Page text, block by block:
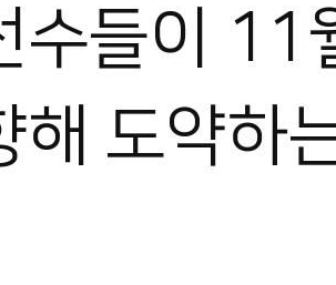
수들이 11
해 도약하
[신년사] 국기원